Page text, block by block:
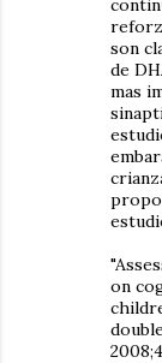
son
de
mas
on